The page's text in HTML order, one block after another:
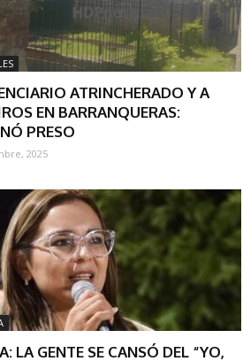
ATRINCHERADO Y A
EN BARRANQUERAS:
PRESO
2025
LA GENTE SE CANSÓ DEL “YO,